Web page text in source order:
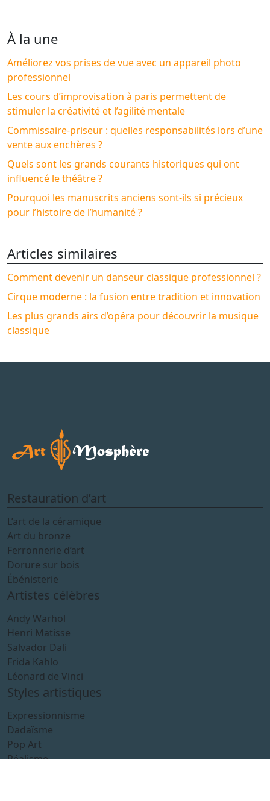
À la une
Améliorez vos prises de vue avec un appareil photo
professionnel
Les cours d’improvisation à paris permettent de
stimuler la créativité et l’agilité mentale
Commissaire-priseur : quelles responsabilités lors d’une
vente aux enchères ?
Quels sont les grands courants historiques qui ont
influencé le théâtre ?
Pourquoi les manuscrits anciens sont-ils si précieux
pour l’histoire de l’humanité ?
Articles similaires
Comment devenir un danseur classique professionnel ?
Cirque moderne : la fusion entre tradition et innovation
Les plus grands airs d’opéra pour découvrir la musique
classique
Restauration d’art
L’art de la céramique
Art du bronze
Ferronnerie d’art
Dorure sur bois
Ébénisterie
Artistes célèbres
Andy Warhol
Henri Matisse
Salvador Dali
Frida Kahlo
Léonard de Vinci
Styles artistiques
Expressionnisme
Dadaïsme
Pop Art
Réalisme